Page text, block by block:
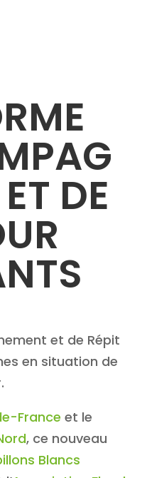
DE
et de Répit
en situation de
France et le
, ce nouveau
Blancs